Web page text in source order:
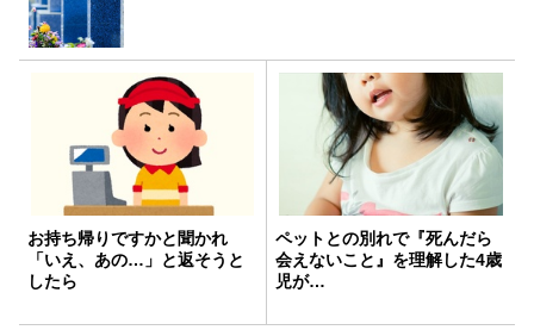
お持ち帰りですかと聞かれ
「いえ、あの…」と返そうと
したら
ペットとの別れで『死んだら
会えないこと』を理解した4歳
児が…